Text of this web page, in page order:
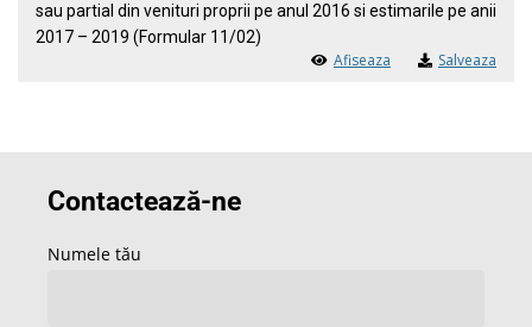
sau partial din venituri proprii pe anul 2016 si estimarile pe anii
2017 – 2019 (Formular 11/02)
Afiseaza Salveaza